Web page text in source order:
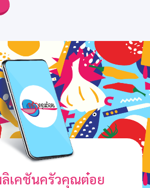
เคชันครัวคุณต๋อย